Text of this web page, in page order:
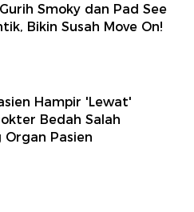
Smoky dan Pad See
Bikin Susah Move On!
Hampir 'Lewat'
Bedah Salah
Organ Pasien